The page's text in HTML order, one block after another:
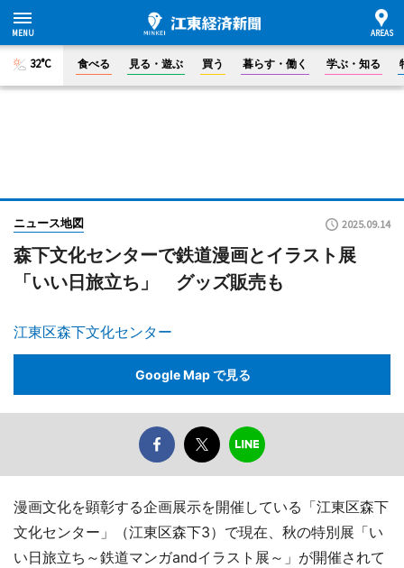
32°C 食べる 見る・遊ぶ 買う 暮らす・働く 学ぶ・知る
ニュース地図 2025.09.14
森下文化センターで鉄道漫画とイラスト展
「いい日旅立ち」 グッズ販売も
江東区森下文化センター
Google Map で見る
漫画文化を顕彰する企画展示を開催している「江東区森下
文化センター」（江東区森下3）で現在、秋の特別展「い
い日旅立ち～鉄道マンガandイラスト展～」が開催されて